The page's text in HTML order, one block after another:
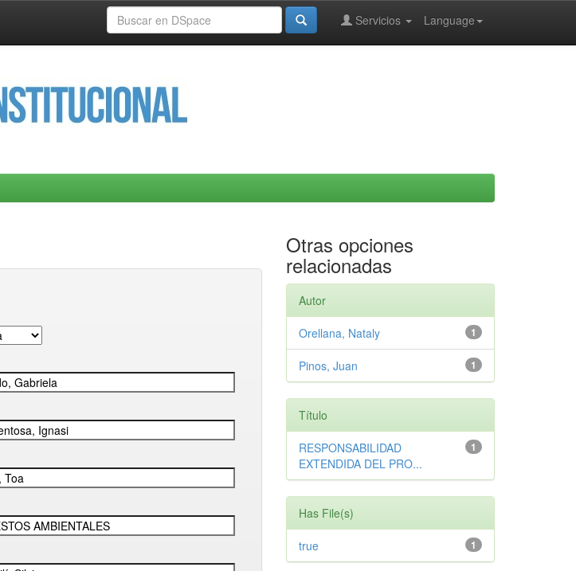
Language
Servicios
Otras opciones
relacionadas
Autor
1
Orellana, Nataly
1
Pinos, Juan
Título
1
RESPONSABILIDAD
EXTENDIDA DEL PRO...
Has File(s)
1
true